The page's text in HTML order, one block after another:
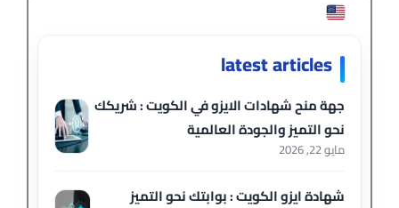
latest articles
جهة منح شهادات الايزو في الكويت : شريكك
نحو التميز والجودة العالمية
مايو 22, 2026
شهادة ايزو الكويت : بوابتك نحو التميز